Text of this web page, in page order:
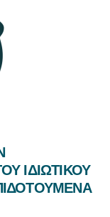
ΙΔΙΩΤΙΚΟΥ